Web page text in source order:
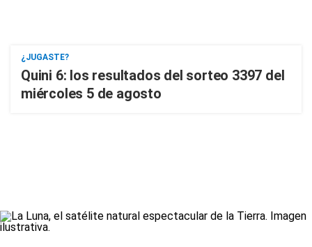
¿JUGASTE?
Quini 6: los resultados del sorteo 3397 del
miércoles 5 de agosto